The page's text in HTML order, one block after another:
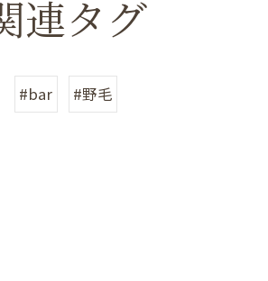
連タグ
#bar #野毛